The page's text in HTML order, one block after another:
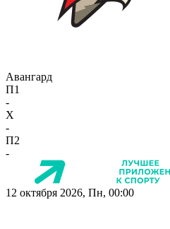
Авангард
П1
-
X
-
П2
-
12 октября 2026, Пн, 00:00